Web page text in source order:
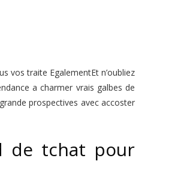
vos traite EgalementEt n’oubliez
a charmer vrais galbes de
prospectives avec accoster
de tchat pour